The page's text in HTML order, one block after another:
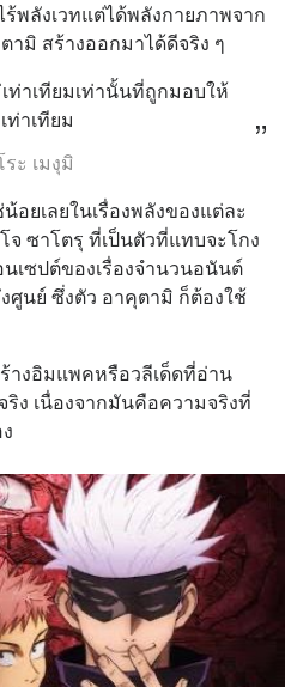
พลังเวทแต่ได้พลังกายภาพจาก
มิ สร้างออกมาได้ดีจริง ๆ
ท่าเทียมเท่านั้นที่ถูกมอบให้
ท่าเทียม
ะ เมงุมิ
อยเลยในเรื่องพลังของแต่ละ
จ ซาโตรุ ที่เป็นตัวที่แทบจะโกง
เซปต์ของเรื่องจำนวนอนันต์
ศูนย์ ซึ่งตัว อาคุตามิ ก็ต้องใช้
างอิมแพคหรือวลีเด็ดที่อ่าน
ง เนื่องจากมันคือความจริงที่